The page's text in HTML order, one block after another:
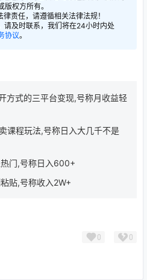
权方所有。
责任，请遵循相关法律法规！
请及时联系，我们将在24小时内处
协议。
方式的三平台变现,号称月收益轻
课程玩法,号称日入大几千不是
门,号称日入600+
贴,号称收入2W+
0 0